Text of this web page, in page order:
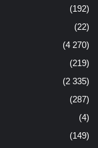
(192)
(22)
(4 270)
(219)
(2 335)
(287)
(4)
(149)